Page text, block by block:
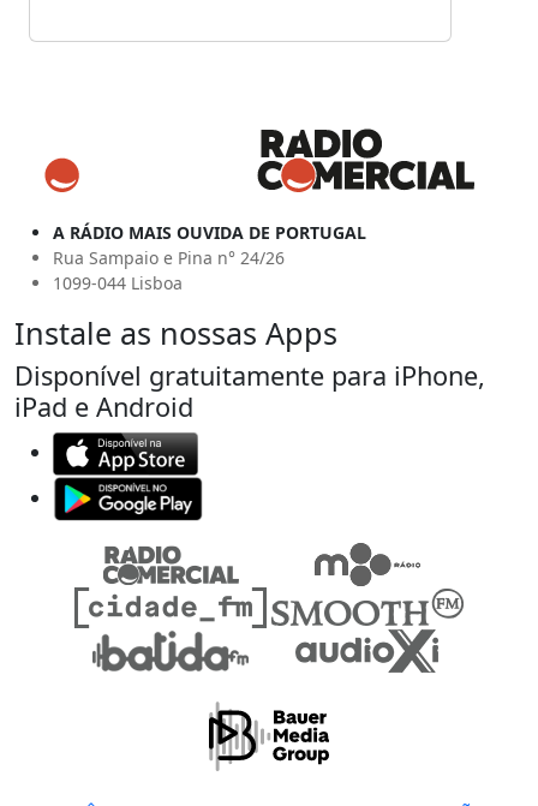
A RÁDIO MAIS OUVIDA DE PORTUGAL
Rua Sampaio e Pina n° 24/26
1099-044 Lisboa
Instale as nossas Apps
Disponível gratuitamente para iPhone,
iPad e Android